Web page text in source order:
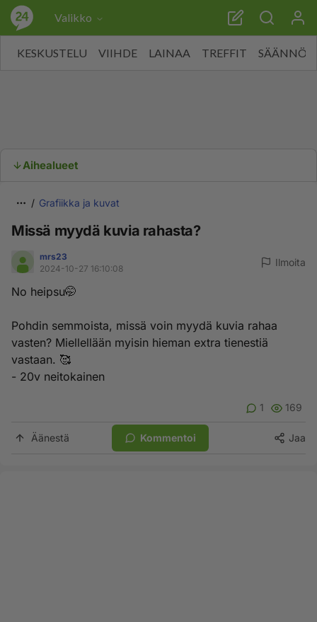
Valikko
KESKUSTELU VIIHDE LAINAA TREFFIT SÄÄNNÖT
Aihealueet
Grafiikka ja kuvat
Missä myydä kuvia rahasta?
mrs23
2024-10-27 16:10:08
Ilmoita
No heipsu🤭
Pohdin semmoista, missä voin myydä kuvia rahaa
vasten? Miellellään myisin hieman extra tienestiä
vastaan. 🥰
- 20v neitokainen
1 169
Äänestä Kommentoi Jaa